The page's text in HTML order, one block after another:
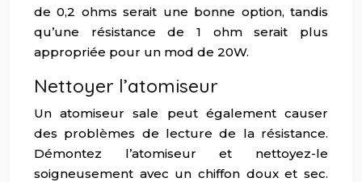
de 0,2 ohms serait une bonne option, tandis
qu’une résistance de 1 ohm serait plus
appropriée pour un mod de 20W.
Nettoyer l’atomiseur
Un atomiseur sale peut également causer
des problèmes de lecture de la résistance.
Démontez l’atomiseur et nettoyez-le
soigneusement avec un chiffon doux et sec.